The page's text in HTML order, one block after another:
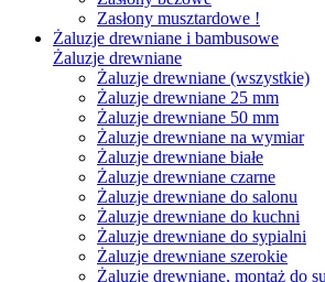
Zasłony musztardowe !
Żaluzje drewniane i bambusowe
Żaluzje drewniane
Żaluzje drewniane (wszystkie)
Żaluzje drewniane 25 mm
Żaluzje drewniane 50 mm
Żaluzje drewniane na wymiar
Żaluzje drewniane białe
Żaluzje drewniane czarne
Żaluzje drewniane do salonu
Żaluzje drewniane do kuchni
Żaluzje drewniane do sypialni
Żaluzje drewniane szerokie
Żaluzje drewniane, montaż do